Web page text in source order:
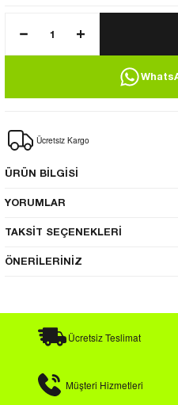
Ücretsiz Kargo
ÜRÜN BİLGİSİ
YORUMLAR
TAKSİT SEÇENEKLERİ
ÖNERİLERİNİZ
Ücretsiz Teslimat
Müşteri Hizmetleri